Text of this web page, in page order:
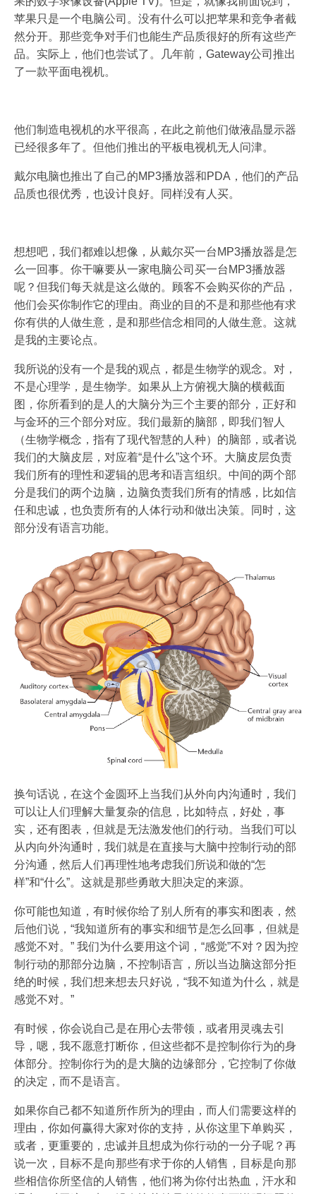
苹果只是一个电脑公司。没有什么可以把苹果和竞争者截
然分开。那些竞争对手们也能生产品质很好的所有这些产
品。实际上，他们也尝试了。几年前，Gateway公司推出
了一款平面电视机。
他们制造电视机的水平很高，在此之前他们做液晶显示器
已经很多年了。但他们推出的平板电视机无人问津。
戴尔电脑也推出了自己的MP3播放器和PDA，他们的产品
品质也很优秀，也设计良好。同样没有人买。
想想吧，我们都难以想像，从戴尔买一台MP3播放器是怎
么一回事。你干嘛要从一家电脑公司买一台MP3播放器
呢？但我们每天就是这么做的。顾客不会购买你的产品，
他们会买你制作它的理由。商业的目的不是和那些他有求
你有供的人做生意，是和那些信念相同的人做生意。这就
是我的主要论点。
我所说的没有一个是我的观点，都是生物学的观念。对，
不是心理学，是生物学。如果从上方俯视大脑的横截面
图，你所看到的是人的大脑分为三个主要的部分，正好和
与金环的三个部分对应。我们最新的脑部，即我们智人
（生物学概念，指有了现代智慧的人种）的脑部，或者说
我们的大脑皮层，对应着“是什么”这个环。大脑皮层负责
我们所有的理性和逻辑的思考和语言组织。中间的两个部
分是我们的两个边脑，边脑负责我们所有的情感，比如信
任和忠诚，也负责所有的人体行动和做出决策。同时，这
部分没有语言功能。
换句话说，在这个金圆环上当我们从外向内沟通时，我们
可以让人们理解大量复杂的信息，比如特点，好处，事
实，还有图表，但就是无法激发他们的行动。当我们可以
从内向外沟通时，我们就是在直接与大脑中控制行动的部
分沟通，然后人们再理性地考虑我们所说和做的“怎
样”和“什么”。这就是那些勇敢大胆决定的来源。
你可能也知道，有时候你给了别人所有的事实和图表，然
后他们说，“我知道所有的事实和细节是怎么回事，但就是
感觉不对。” 我们为什么要用这个词，“感觉”不对？因为控
制行动的那部分边脑，不控制语言，所以当边脑这部分拒
绝的时候，我们想来想去只好说，“我不知道为什么，就是
感觉不对。”
有时候，你会说自己是在用心去带领，或者用灵魂去引
导，嗯，我不愿意打断你，但这些都不是控制你行为的身
体部分。控制你行为的是大脑的边缘部分，它控制了你做
的决定，而不是语言。
如果你自己都不知道所作所为的理由，而人们需要这样的
理由，你如何赢得大家对你的支持，从你这里下单购买，
或者，更重要的，忠诚并且想成为你行动的一分子呢？再
说一次，目标不是向那些有求于你的人销售，目标是向那
些相信你所坚信的人销售，他们将为你付出热血，汗水和